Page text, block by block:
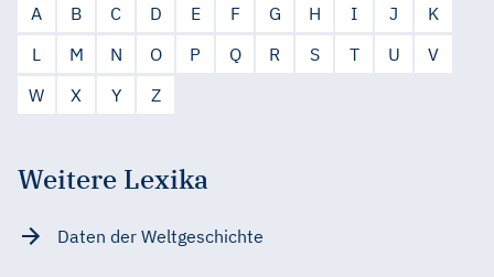
A B C D E F G H I J
K
L
M N O P Q R S T U
V
W
X Y Z
Weitere Lexika
Daten der Weltgeschichte